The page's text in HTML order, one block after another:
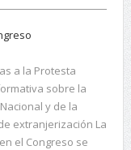
a la Protesta
sobre la
y de la
extranjerización La
el Congreso se